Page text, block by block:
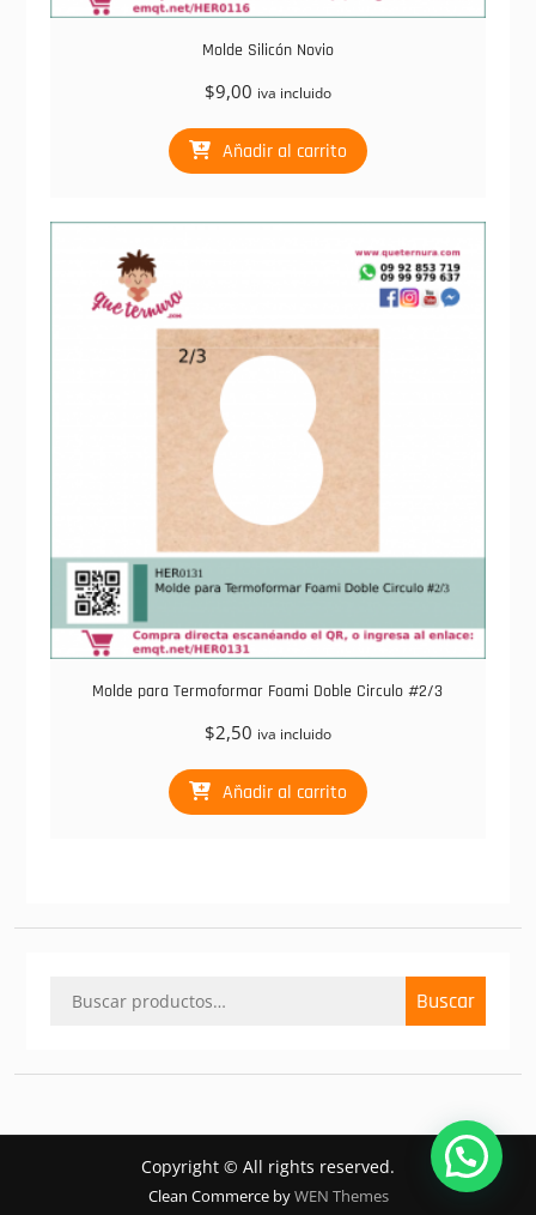
Molde Silicón Novio
$9,00 iva incluido
Añadir al carrito
Molde para Termoformar Foami Doble Circulo #2/3
$2,50 iva incluido
Añadir al carrito
por:
Buscar
Copyright © All rights reserved.
Clean Commerce byWEN Themes